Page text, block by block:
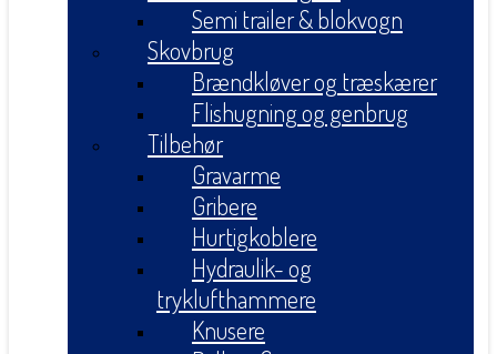
Semi trailer & blokvogn
Skovbrug
Brændkløver og træskærer
Flishugning og genbrug
Tilbehør
Gravarme
Gribere
Hurtigkoblere
Hydraulik- og
tryklufthammere
Knusere